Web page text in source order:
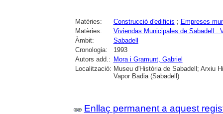
Matèries: Construcció d'edificis ; Empreses
Matèries:
Viviendas Municipales de Sabadell :
Àmbit:
Sabadell
Cronologia:
1993
Autors add.: Mora i Gramunt, Gabriel
Localització: Museu d'Història de Sabadell; Arxiu
Vapor Badia (Sabadell)
Enllaç permanent a aquest